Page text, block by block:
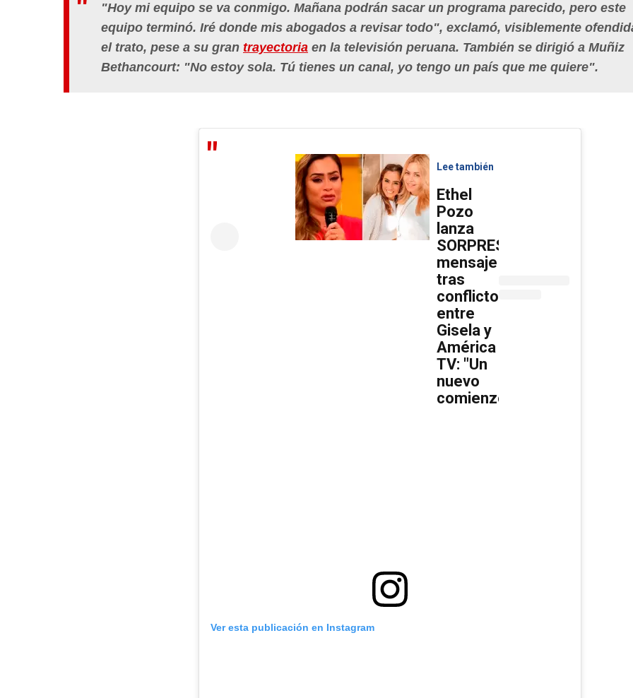
"Hoy mi equipo se va conmigo. Mañana podrán sacar un programa parecido, pero este
equipo terminó. Iré donde mis abogados a revisar todo", exclamó, visiblemente
el trato, pese a su gran trayectoria en la televisión peruana. También se dirigió a Muñiz
Bethancourt: "No estoy sola. Tú tienes un canal, yo tengo un país que me quiere".
Lee también
Ethel
Pozo
lanza
SORPRESIVO
mensaje
tras
conflicto
entre
Gisela y
América
TV: "Un
nuevo
comienzo"
Ver esta publicación en Instagram